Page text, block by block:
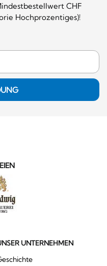
CHF
Hochprozentiges)!
UNTERNEHMEN